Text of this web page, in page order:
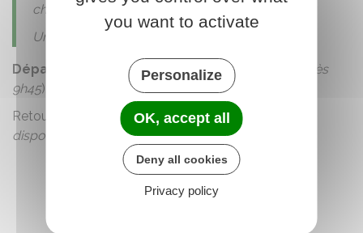
chaussures
Un circuit accessible à tous
Départ à 10h devant la Salle de la Clairière (
RDV dès
9h45).
Retour prévu vers 12h30 (parking de l'église à votre
disposition
you want to activate
Personalize
OK, accept all
Deny all cookies
Privacy policy